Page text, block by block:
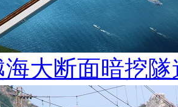
海大断面暗挖